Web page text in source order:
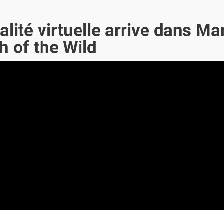
virtuelle arrive dans
of the Wild